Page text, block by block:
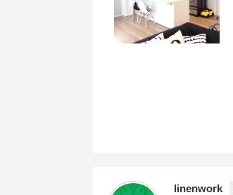
linenwork